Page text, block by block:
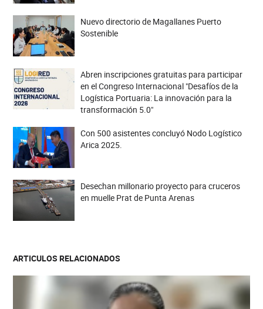
Nuevo directorio de Magallanes Puerto
Sostenible
Abren inscripciones gratuitas para participar
en el Congreso Internacional "Desafíos de la
Logística Portuaria: La innovación para la
transformación 5.0"
Con 500 asistentes concluyó Nodo Logístico
Arica 2025.
Desechan millonario proyecto para cruceros
en muelle Prat de Punta Arenas
ARTICULOS RELACIONADOS